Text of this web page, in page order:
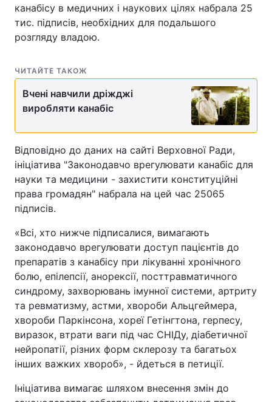
канабісу в медичних і наукових цілях набрала 25
тис. підписів, необхідних для подальшого
розгляду владою.
ЧИТАЙТЕ ТАКОЖ
Вчені навчили дріжджі
виробляти канабіс
Відповідно до даних на сайті Верховної Ради,
ініціатива "Законодавчо врегулювати канабіс для
науки та медицини - захистити конституційні
права громадян" набрала на цей час 25065
підписів.
«Всі, хто нижче підписалися, вимагають
законодавчо врегулювати доступ пацієнтів до
препаратів з канабісу при лікуванні хронічного
болю, епілепсії, анорексії, посттравматичного
синдрому, захворювань імунної системи, артриту
та ревматизму, астми, хвороби Альцгеймера,
хвороби Паркінсона, хореї Гетінгтона, герпесу,
виразок, втрати ваги під час СНІДу, діабетичної
нейропатії, різних форм склерозу та багатьох
інших важких хвороб», - йдеться в петиції.
Ініціатива вимагає шляхом внесення змін до